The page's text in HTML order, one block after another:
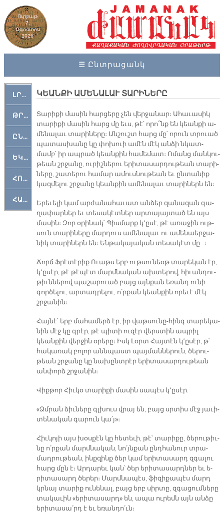
Ուրբաթ
7,
Օգոստոս
2026
☰ Ընտրացանկ
ԼՐԱՀՈՍ
ԹՐՔԱՀԱՅ ԿԵԱՆՔ
ԸՆԿԵՐԱՄՇԱԿՈՒԹԱՅԻՆ
ԵԿԵՂԵՑԱԿԱՆ
ՀՈԳԵՄՏԱՒՈՐ
ՀԱՐԹԱԿ
ԿԵԱՆՔԻ ԱՄԵՆԱԼԱՒ ՏԱՐԻՆԵՐԸ
Տա­րի­քի մա­սին հար­ցե­րը չեն վեր­ջա­նար։ Ա­հա­ւա­սիկ
տա­րի­քի մա­սին հարց մը եւս, թէ՝ ո­րո՞նք են կեան­քի ա­
մե­նա­լաւ տա­րի­նե­րը։ Ան­շուշտ հարց մը՝ ո­րուն տրուած
պա­տաս­խա­նը կը փո­խուի ա­մէն մէկ ան­ձի նկատ­
մամբ՝ իր ապ­րած կեան­քին հա­մե­մատ։ Ո­մանց ման­կու­
թեան շրջա­նը, ու­րիշ­նե­րու ե­րի­տա­սար­դու­թեան տա­րի­
նե­րը, շա­տե­րու հա­մար ա­մուս­նու­թեան եւ ըն­տա­նիք
կազ­մե­լու շրջա­նը կեան­քին ա­մե­նա­լաւ տա­րի­ներն են։
Ե­րե­ւե­լի կամ ար­ժա­նա­հա­ւատ ան­ձեր զա­նա­զան գա­
ղա­փար­ներ եւ տե­սա­կէտ­ներ ար­տա­յայ­տած են այս
մա­սին։ Զոր օ­րի­նակ՝ Պիս­մարք կ՚ը­սէ, թէ ա­ռա­ջին ութ­
սուն տա­րի­նե­րը մար­դուս ա­մե­նա­լաւ ու ա­մե­նաեր­ջա­
նիկ տա­րի­ներն են։ Են­թա­կա­յա­կան տե­սա­կէտ մը…։
Ճորճ Ֆրէ­տէ­րիք Ո­ւաթս երբ ութ­սու­նեօթ տա­րե­կան էր,
կ՚ը­սէր, թէ թէ­պէտ մարմ­նա­կան ախ­տե­րով, հի­ւան­դու­
թիւն­նե­րով պա­շա­րուած բայց այն­քան ե­ռանդ ու­նի
գոր­ծե­լու, ար­տադ­րե­լու, ո՛ր­քան կեան­քին ո­րե­ւէ մէկ
շրջա­նին։
Հայ­նէ՝ երբ մա­հա­մերձ էր, իր վաթ­սունը-հինգ տա­րե­կա­
նին մէջ կը գրէր, թէ պի­տի ու­զէր վերս­տին ապ­րիլ
կեան­քին վեր­ջին օ­րե­րը։ Իսկ Լօրտ Հայ­տէն կ՚ը­սէր, թ՝
հա­կա­ռակ բո­լոր անն­պաստ պայ­ման­նե­րուն, ծե­րու­
թեան շրջա­նը կը նա­խընտ­րէր ե­րի­տա­սար­դու­թեան
ան­փորձ շրջա­նին։
Վիք­թոր Հիւ­կօ տա­րի­քի մա­սին սա­պէս կ՚ը­սէր.
«Ձմրան ձիւ­նե­րը գլխուս վրայ են, բայց սրտիս մէջ յա­ւի­
տե­նա­կան գա­րուն կա՛յ»։
­Հիւ­կո­յի այս խօս­քէն կը հե­տե­ւի, թէ՝ տա­րի­քը, ծե­րու­թիւ­
նը ո՛ր­քան մարմ­նա­կան, նո՛յն­քան ընդ­հա­նուր տրա­
մադ­րու­թեան, ինք­զինք ծեր կամ ե­րի­տա­սարդ զգա­լու
հարց մըն է։ Ար­դա­րեւ կան՝ ծեր ե­րի­տա­սարդ­ներ եւ ե­
րի­տա­սարդ ծե­րեր։ Մարմ­նա­պէս, ֆի­զի­քա­պէս մարդ
կրնայ տա­րիք ու­նե­նալ, բայց երբ սիր­տը, զգա­ցում­նե­րը
տա­կա­ւին «ե­րի­տա­սարդ» են, ա­պա ու­րեմն այն ան­ձը
ե­րի­տա­սա՛րդ է եւ ե­ռան­դո՛ւն։